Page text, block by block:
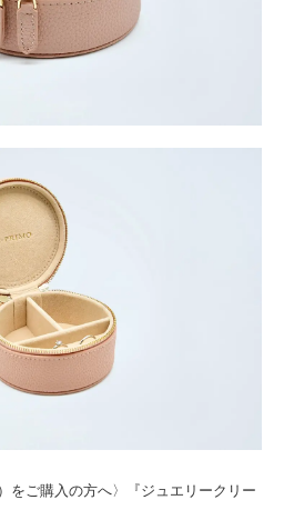
をご購入の方へ〉『ジュエリークリー